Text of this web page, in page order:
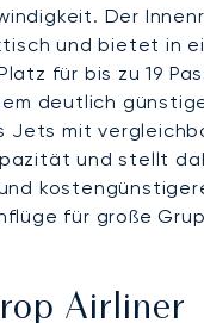
Der
und bietet in
für bis zu 19
deutlich
Jets mit
und stellt
für große
Airliner